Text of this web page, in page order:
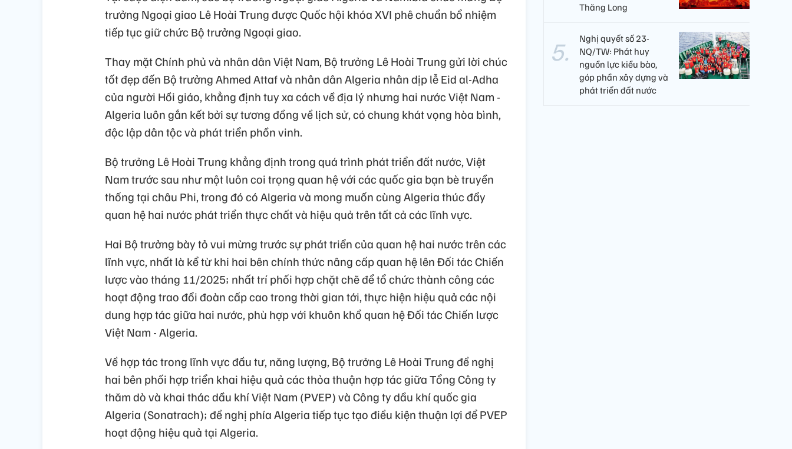
trưởng Ngoại giao Lê Hoài Trung được Quốc hội khóa XVI phê chuẩn bổ nhiệm
tiếp tục giữ chức Bộ trưởng Ngoại giao.
Thay mặt Chính phủ và nhân dân Việt Nam, Bộ trưởng Lê Hoài Trung gửi lời chúc
tốt đẹp đến Bộ trưởng Ahmed Attaf và nhân dân Algeria nhân dịp lễ Eid al-Adha
của người Hồi giáo, khẳng định tuy xa cách về địa lý nhưng hai nước Việt Nam -
Algeria luôn gắn kết bởi sự tương đồng về lịch sử, có chung khát vọng hòa bình,
độc lập dân tộc và phát triển phồn vinh.
Bộ trưởng Lê Hoài Trung khẳng định trong quá trình phát triển đất nước, Việt
Nam trước sau như một luôn coi trọng quan hệ với các quốc gia bạn bè truyền
thống tại châu Phi, trong đó có Algeria và mong muốn cùng Algeria thúc đẩy
quan hệ hai nước phát triển thực chất và hiệu quả trên tất cả các lĩnh vực.
Hai Bộ trưởng bày tỏ vui mừng trước sự phát triển của quan hệ hai nước trên các
lĩnh vực, nhất là kể từ khi hai bên chính thức nâng cấp quan hệ lên Đối tác Chiến
lược vào tháng 11/2025; nhất trí phối hợp chặt chẽ để tổ chức thành công các
hoạt động trao đổi đoàn cấp cao trong thời gian tới, thực hiện hiệu quả các nội
dung hợp tác giữa hai nước, phù hợp với khuôn khổ quan hệ Đối tác Chiến lược
Việt Nam - Algeria.
Về hợp tác trong lĩnh vực đầu tư, năng lượng, Bộ trưởng Lê Hoài Trung đề nghị
hai bên phối hợp triển khai hiệu quả các thỏa thuận hợp tác giữa Tổng Công ty
thăm dò và khai thác dầu khí Việt Nam (PVEP) và Công ty dầu khí quốc gia
Algeria (Sonatrach); đề nghị phía Algeria tiếp tục tạo điều kiện thuận lợi để PVEP
hoạt động hiệu quả tại Algeria.
Thăng Long
Nghị quyết số 23-
NQ/TW: Phát huy
nguồn lực kiều bào,
góp phần xây dựng và
phát triển đất nước